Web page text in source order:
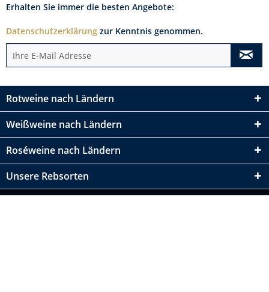
Erhalten Sie immer die besten Angebote:
Datenschutzerklärung zur Kenntnis genommen.
Rotweine nach Ländern
Weißweine nach Ländern
Roséweine nach Ländern
Unsere Rebsorten